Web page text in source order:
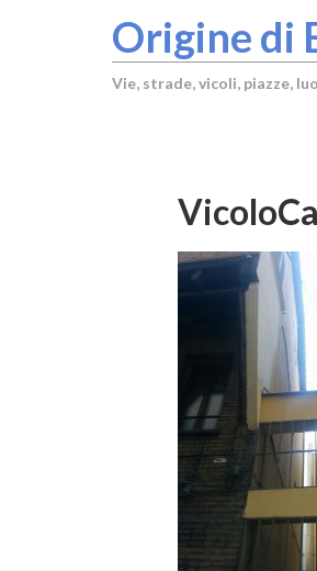
Origine di
Vie, strade, vicoli, piazze,